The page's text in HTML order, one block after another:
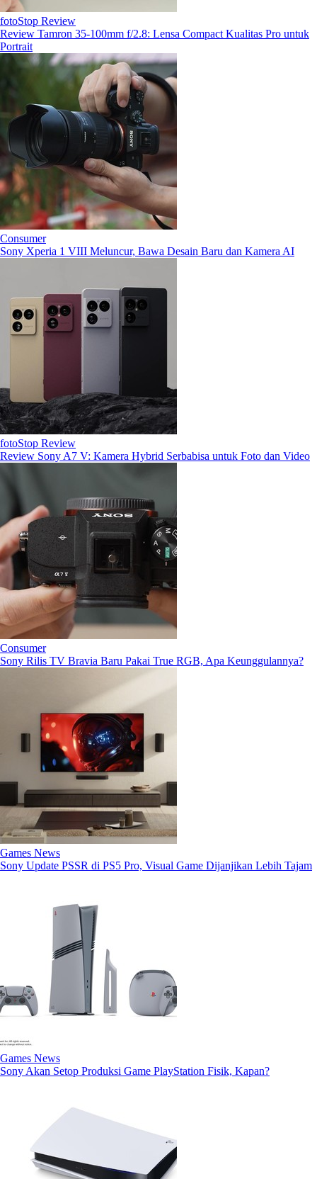
fotoStop Review
Review Tamron 35-100mm f/2.8: Lensa Compact Kualitas Pro untuk
Portrait
Consumer
Sony Xperia 1 VIII Meluncur, Bawa Desain Baru dan Kamera AI
fotoStop Review
Review Sony A7 V: Kamera Hybrid Serbabisa untuk Foto dan Video
Consumer
Sony Rilis TV Bravia Baru Pakai True RGB, Apa Keunggulannya?
Games News
Sony Update PSSR di PS5 Pro, Visual Game Dijanjikan Lebih Tajam
Games News
Sony Akan Setop Produksi Game PlayStation Fisik, Kapan?